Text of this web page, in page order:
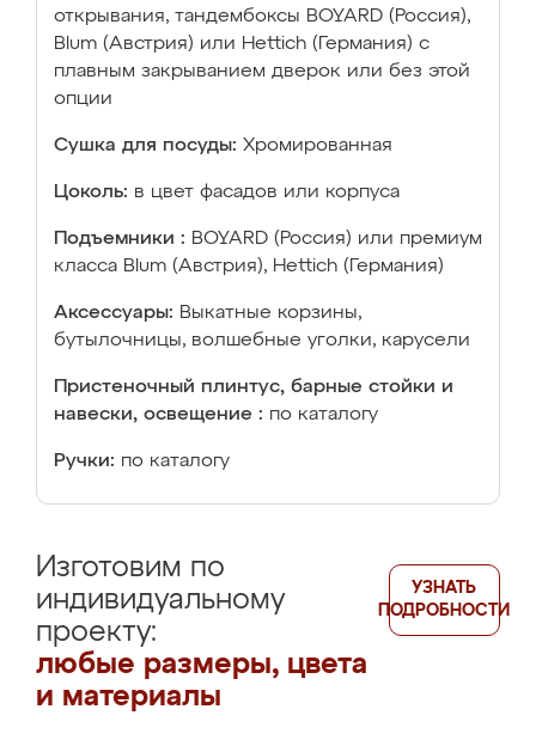
открывания, тандембоксы BOYARD (Россия),
Blum (Австрия) или Hettich (Германия) с
плавным закрыванием дверок или без этой
опции
Сушка для посуды: Хромированная
Цоколь: в цвет фасадов или корпуса
Подъемники : BOYARD (Россия) или премиум
класса Blum (Австрия), Hettich (Германия)
Аксессуары: Выкатные корзины,
бутылочницы, волшебные уголки, карусели
Пристеночный плинтус, барные стойки и
навески, освещение : по каталогу
Ручки: по каталогу
Изготовим по
индивидуальному
проекту:
любые размеры, цвета
и материалы
УЗНАТЬ
ПОДРОБНОСТИ